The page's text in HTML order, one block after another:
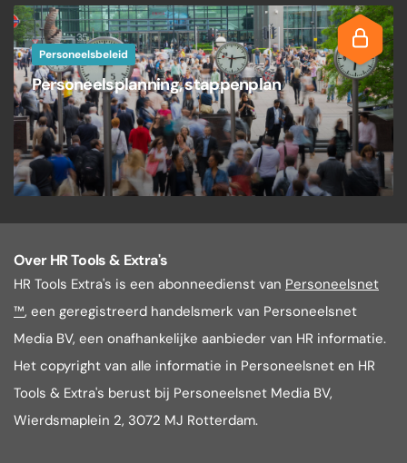
Personeelsbeleid
Personeelsplanning, stappenplan
Over HR Tools & Extra's
HR Tools Extra's is een abonneedienst van Personeelsnet
™, een geregistreerd handelsmerk van Personeelsnet
Media BV, een onafhankelijke aanbieder van HR informatie.
Het copyright van alle informatie in Personeelsnet en HR
Tools & Extra's berust bij Personeelsnet Media BV,
Wierdsmaplein 2, 3072 MJ Rotterdam.